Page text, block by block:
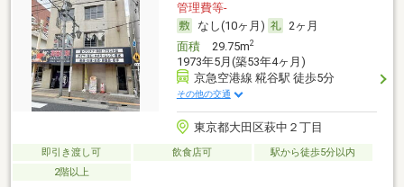
管理費等-
なし(10ヶ月)
2ヶ月
面積29.75m2
1973年5月(築53年4ヶ月)
京急空港線 糀谷駅 徒歩5分
その他の交通
東京都大田区萩中２丁目
即引き渡し可 飲食店可
駅から徒歩5分以内
2階以上